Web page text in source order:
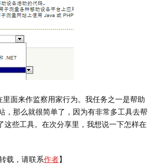
里面来作监察用家行为。我任务之一是帮助
，那么就很简单了，因为有非常多工具去帮
这些工具。在次分享里，我想说一下怎样在
载，请联系作者】